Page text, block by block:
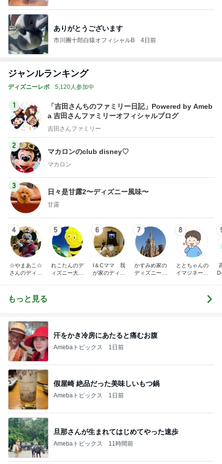
ありがとうございます
市川團十郎白猿オフィシャルB 4日前
ジャンルランキング
ディズニーレポ 5,120人参加中
1
「吉田さんちのファミリー日記」Powered by Ameb
a 吉田さんファミリーオフィシャルブログ
吉田さんファミリー
2
マカロンのclub disney♡
マカロン
3
日々是甘露2〜ディズニー風味〜
甘露
4
☆やまあこ☆
さんのディズ
5
れこたんのデ
ィズニー大好
6
I＆Cママ 我
が家のディズ
7
かすみめ家の
ディズニー大
8
ととちゃんの
イマジネーシ
もっと見る
汗をかき冷房にあたると痛むお腹
Amebaトピックス 1日前
假屋崎 絶品だった美味しいもつ鍋
Amebaトピックス 1日前
旦那さんが生まれてはじめてやった速歩
Amebaトピックス 11時間前